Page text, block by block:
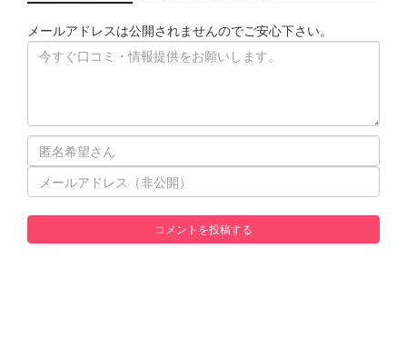
メールアドレスは公開されませんのでご安心下さい。